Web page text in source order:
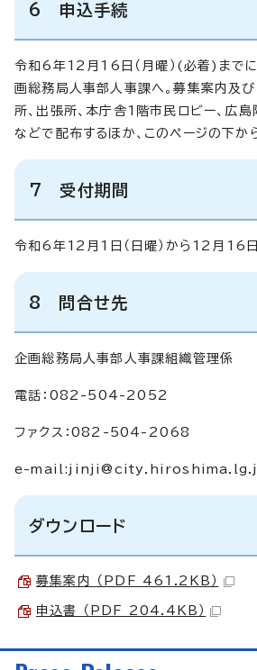
6 申込手続
令和6年12月16日（月曜）(必着)まで
画総務局人事部人事課へ。募集案内及び
所、出張所、本庁舎1階市民ロビー、広
などで配布するほか、このページの下か
7 受付期間
令和6年12月1日（日曜）から12月16日（
8 問合せ先
企画総務局人事部人事課組織管理係
電話：082-504-2052
ファクス：082-504-2068
e-mail:
ダウンロード
募集案内 （PDF 461.2KB）
申込書 （PDF 204.4KB）